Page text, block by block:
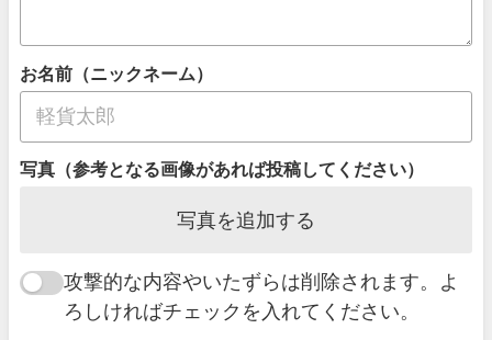
お名前（ニックネーム）
写真（参考となる画像があれば投稿してください）
写真を追加する
攻撃的な内容やいたずらは削除されます。よ
ろしければチェックを入れてください。